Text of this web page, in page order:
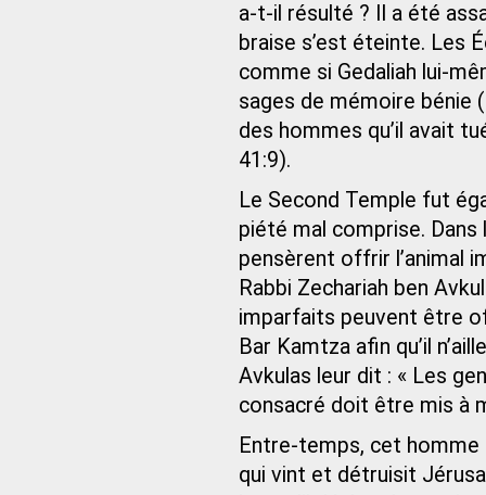
a-t-il résulté ? Il a été
braise s’est éteinte. Les
comme si Gedaliah lui-
sages de mémoire bénie
des hommes qu’il avait
41:9).
Le Second Temple fut
piété mal comprise. Dans
pensèrent offrir l’animal
Rabbi Zechariah ben
imparfaits peuvent être
Bar Kamtza afin qu’il
Avkulas leur dit : « Les
consacré doit être mis à
Entre-temps, cet homme
qui vint et détruisit